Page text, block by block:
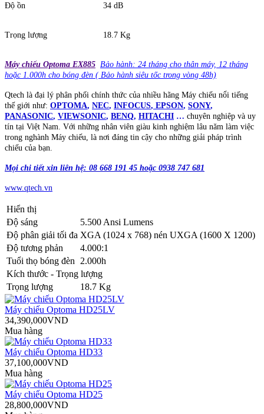
Độ ồn 34 dB
Trọng lượng 18.7 Kg
Máy chiếu Optoma EX885 Bảo hành: 24 tháng cho thân máy, 12 tháng
hoặc 1.000h cho bóng đèn ( Bảo hành siêu tốc trong vòng 48h)
Qtech là đại lý phân phối chính thức của nhiều hãng Máy chiếu nổi tiếng
thế giới như: OPTOMA, NEC, INFOCUS, EPSON, SONY,
PANASONIC, VIEWSONIC, BENQ, HITACHI … chuyên nghiệp và uy
tín tại Việt Nam. Với những nhân viên giàu kinh nghiệm lâu năm làm việc
trong nghành Máy chiếu, là nơi đáng tin cậy cho những giải pháp trình
chiếu của bạn.
Mọi chi tiết xin liên hệ: 08 668 191 45 hoặc 0938 747 681
www.qtech.vn
Hiển thị
Độ sáng
5.500 Ansi Lumens
Độ phân giải tối đa XGA (1024 x 768) nén UXGA (1600 X 1200)
Độ tương phản
4.000:1
Tuổi thọ bóng đèn
2.000h
Kích thước - Trọng lượng
Trọng lượng
18.7 Kg
Máy chiếu Optoma HD25LV
34,390,000VND
Mua hàng
Máy chiếu Optoma HD33
37,100,000VND
Mua hàng
Máy chiếu Optoma HD25
28,800,000VND